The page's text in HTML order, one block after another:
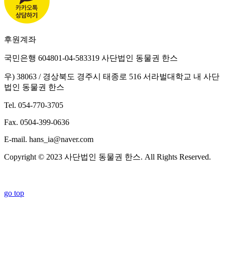
후원계좌
국민은행 604801-04-583319 사단법인 동물권 한스
우) 38063 / 경상북도 경주시 태종로 516 서라벌대학교 내 사단
법인 동물권 한스
Tel. 054-770-3705
Fax. 0504-399-0636
E-mail. hans_ia@naver.com
Copyright © 2023 사단법인 동물권 한스. All Rights Reserved.
go top